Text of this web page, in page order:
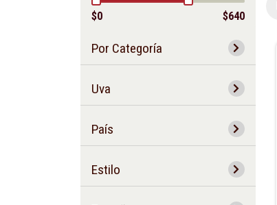
$0 $640
Por Categoría
Uva
País
Estilo